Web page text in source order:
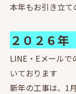
本年もお引き立て
２０２６
LINE・Eメールで
いております
新年の工事は、1